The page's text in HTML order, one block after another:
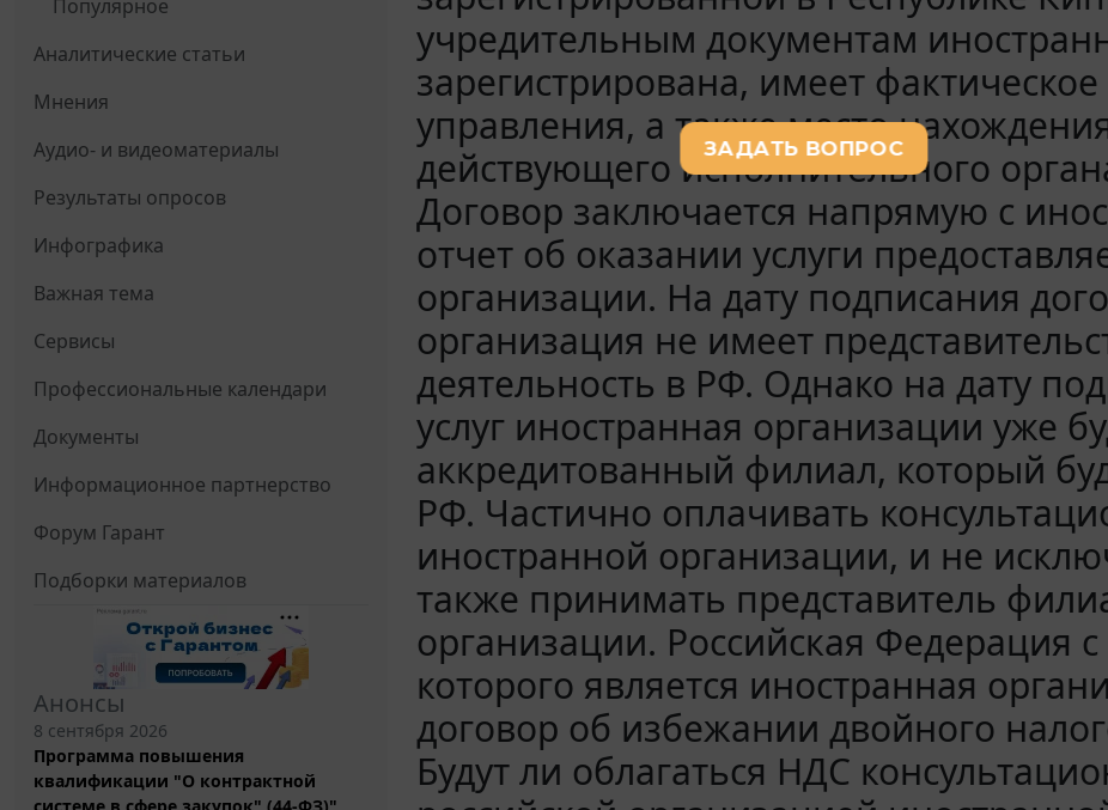
Популярное
Аналитические статьи
Мнения
Аудио- и видеоматериалы
Результаты опросов
Инфографика
Важная тема
Сервисы
Профессиональные календари
Документы
Информационное партнерство
Форум Гарант
Подборки материалов
Анонсы
8 сентября 2026
Программа повышения
квалификации "О контрактной
учредительным документам
зарегистрирована, имеет
управления, а также место
действующего исполнительного
Договор заключается напрямую с
отчет об оказании услуги
организации. На дату подписания
организация не имеет
деятельность в РФ. Однако на дату
услуг иностранная организации уже
аккредитованный филиал, который
РФ. Частично оплачивать
иностранной организации, и не
также принимать представитель
организации. Российская Федерация
которого является иностранная
договор об избежании двойного
Будут ли облагаться НДС